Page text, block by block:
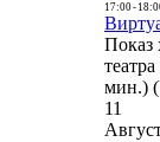
17:00-
Показ
мин.)
11